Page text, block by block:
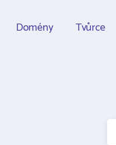
Domény Tvůrce